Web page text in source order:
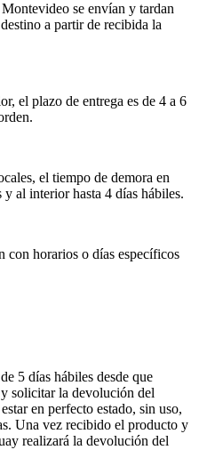
se envían y tardan
a partir de recibida la
el plazo de entrega es de 4 a 6
el tiempo de demora en
al interior hasta 4 días hábiles.
con horarios o días específicos
5 días hábiles desde que
solicitar la devolución del
en perfecto estado, sin uso,
Una vez recibido el producto y
realizará la devolución del